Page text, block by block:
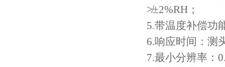
≯±2%RH ；
5.带温度补偿功
6.响应时间：测
7.最小分辨率：